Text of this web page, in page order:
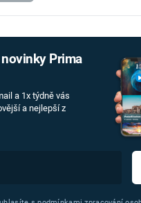
Prima
a 1x týdně vás
a nejlepší z